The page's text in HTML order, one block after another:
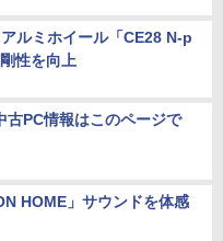
ルミホイール「CE28 N-p
性を向上
古PC情報はこのページで
HOME」サウンドを体感